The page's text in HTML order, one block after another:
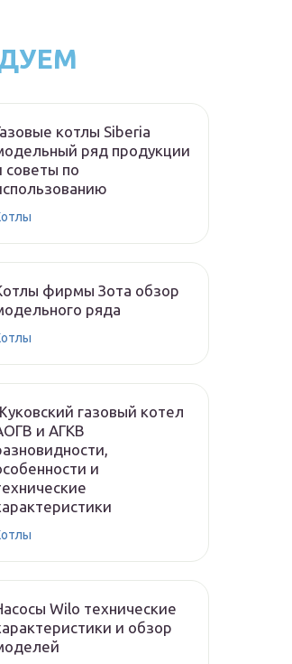
котлы Siberia
ряд продукции
советы по
фирмы Зота обзор
ряда
газовый котел
и АГКВ
и
Wilo технические
и обзор